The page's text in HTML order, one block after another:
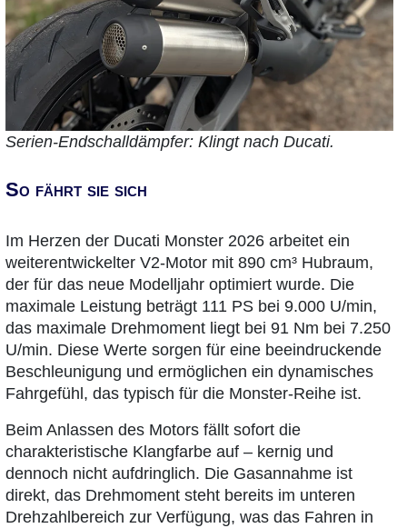
Serien-Endschalldämpfer: Klingt nach Ducati.
So fährt sie sich
Im Herzen der Ducati Monster 2026 arbeitet ein
weiterentwickelter V2-Motor mit 890 cm³ Hubraum,
der für das neue Modelljahr optimiert wurde. Die
maximale Leistung beträgt 111 PS bei 9.000 U/min,
das maximale Drehmoment liegt bei 91 Nm bei 7.250
U/min. Diese Werte sorgen für eine beeindruckende
Beschleunigung und ermöglichen ein dynamisches
Fahrgefühl, das typisch für die Monster-Reihe ist.
Beim Anlassen des Motors fällt sofort die
charakteristische Klangfarbe auf – kernig und
dennoch nicht aufdringlich. Die Gasannahme ist
direkt, das Drehmoment steht bereits im unteren
Drehzahlbereich zur Verfügung, was das Fahren in